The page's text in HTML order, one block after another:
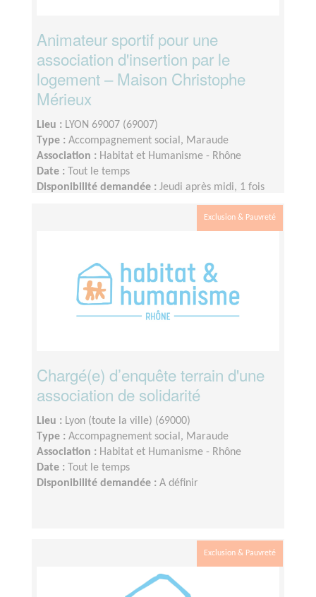
Animateur sportif pour une
association d'insertion par le
logement – Maison Christophe
Mérieux
Lieu : LYON 69007 (69007)
Type : Accompagnement social, Maraude
Association : Habitat et Humanisme - Rhône
Date :
Tout le temps
Disponibilité demandée : Jeudi après midi, 1 fois
Exclusion & Pauvreté
Chargé(e) d’enquête terrain d'une
association de solidarité
Lieu : Lyon (toute la ville) (69000)
Type : Accompagnement social, Maraude
Association : Habitat et Humanisme - Rhône
Date :
Tout le temps
Disponibilité demandée : A définir
Exclusion & Pauvreté